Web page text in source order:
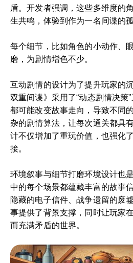
盾。开发者强调，这些多维度的
生共鸣，体验到作为一名间谍的
每个细节，比如角色的小动作、
磨，为剧情增色不少。
互动剧情的设计为了提升玩家的
双重间谍》采用了“动态剧情决策
都可能改变故事走向，导致不同
杂的剧情算法，让每次通关都具
计不仅增加了重玩价值，也强化
接。
环境叙事与细节打磨环境设计也
中的每个场景都蕴藏丰富的故事
隐藏的电子信件、战争遗留的
事提供了背景支撑，同时让玩家
而充满矛盾的世界。